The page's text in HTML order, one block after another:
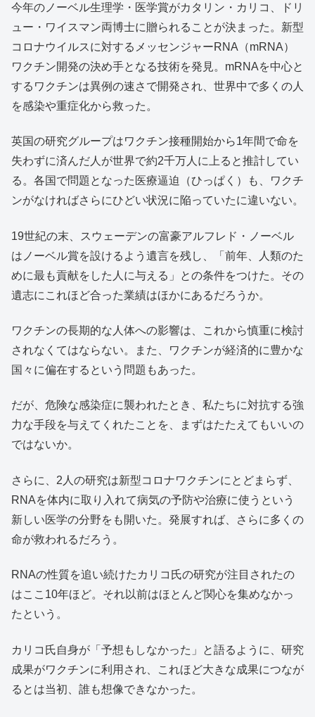
今年のノーベル生理学・医学賞がカタリン・カリコ、ドリ
ュー・ワイスマン両博士に贈られることが決まった。新型
コロナウイルスに対するメッセンジャーRNA（mRNA）
ワクチン開発の決め手となる技術を発見。mRNAを中心と
するワクチンは異例の速さで開発され、世界中で多くの人
を感染や重症化から救った。
英国の研究グループはワクチン接種開始から1年間で命を
失わずに済んだ人が世界で約2千万人に上ると推計してい
る。各国で問題となった医療逼迫（ひっぱく）も、ワクチ
ンがなければさらにひどい状況に陥っていたに違いない。
19世紀の末、スウェーデンの富豪アルフレド・ノーベル
はノーベル賞を設けるよう遺言を残し、「前年、人類のた
めに最も貢献をした人に与える」との条件をつけた。その
遺志にこれほど合った業績はほかにあるだろうか。
ワクチンの長期的な人体への影響は、これから慎重に検討
されなくてはならない。また、ワクチンが経済的に豊かな
国々に偏在するという問題もあった。
だが、危険な感染症に襲われたとき、私たちに対抗する強
力な手段を与えてくれたことを、まずはたたえてもいいの
ではないか。
さらに、2人の研究は新型コロナワクチンにとどまらず、
RNAを体内に取り入れて病気の予防や治療に使うという
新しい医学の分野をも開いた。発展すれば、さらに多くの
命が救われるだろう。
RNAの性質を追い続けたカリコ氏の研究が注目されたの
はここ10年ほど。それ以前はほとんど関心を集めなかっ
たという。
カリコ氏自身が「予想もしなかった」と語るように、研究
成果がワクチンに利用され、これほど大きな成果につなが
るとは当初、誰も想像できなかった。